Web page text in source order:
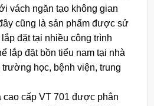
vách ngăn tạo không gian
cũng là sản phẩm được sử
đặt tại nhiều công trình
lắp đặt bồn tiểu nam tại nhà
học, bệnh viện, trung
cao cấp VT 701 được phân